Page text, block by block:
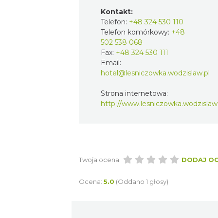
Kontakt:
Telefon: +48 324 530 110
Telefon komórkowy: +48
502 538 068
Fax: +48 324 530 111
Email:
hotel@lesniczowka.wodzislaw.pl
Strona internetowa:
http://
Twoja ocena: DODAJ
Ocena: 5.0 (Oddano 1 głosy)